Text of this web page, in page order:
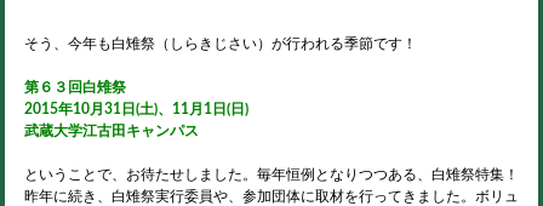
そう、今年も白雉祭（しらきじさい）が行われる季節です！
第６３回白雉祭
2015年10月31日(土)、11月1日(日)
武蔵大学江古田キャンパス
ということで、お待たせしました。毎年恒例となりつつある、白雉祭特集！
昨年に続き、白雉祭実行委員や、参加団体に取材を行ってきました。ボリュ